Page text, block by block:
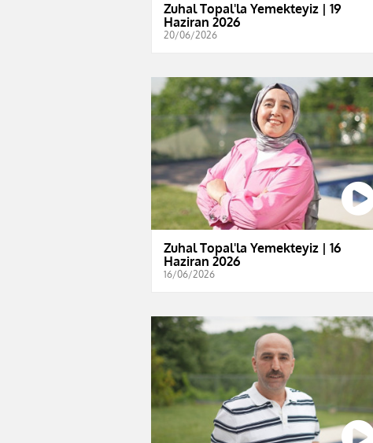
Zuhal Topal'la Yemekteyiz | 19
Haziran 2026
20/06/2026
Zuhal Topal'la Yemekteyiz | 16
Haziran 2026
16/06/2026